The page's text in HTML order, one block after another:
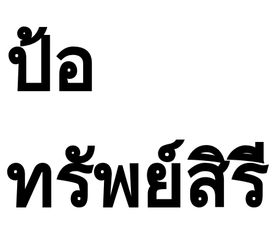
ป้อ
ทรัพย์สิรี